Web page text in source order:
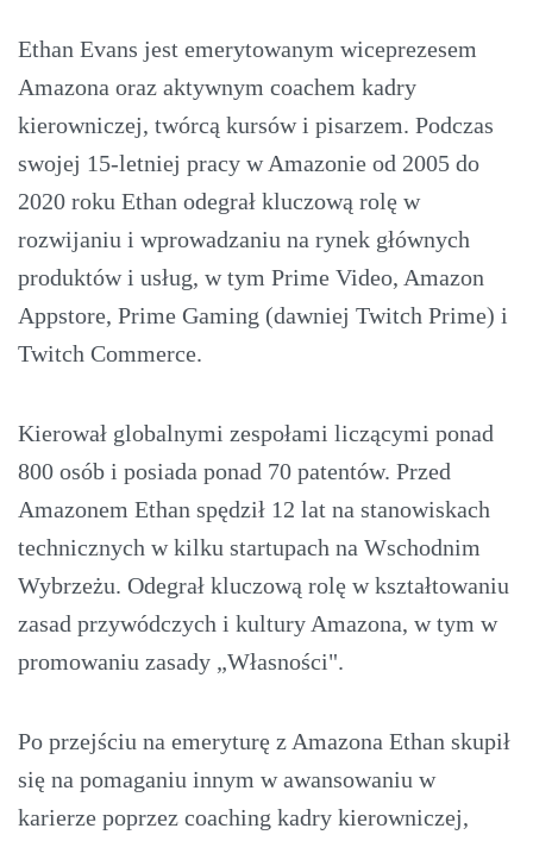
Ethan Evans jest emerytowanym wiceprezesem
Amazona oraz aktywnym coachem kadry
kierowniczej, twórcą kursów i pisarzem. Podczas
swojej 15-letniej pracy w Amazonie od 2005 do
2020 roku Ethan odegrał kluczową rolę w
rozwijaniu i wprowadzaniu na rynek głównych
produktów i usług, w tym Prime Video, Amazon
Appstore, Prime Gaming (dawniej Twitch Prime) i
Twitch Commerce.
Kierował globalnymi zespołami liczącymi ponad
800 osób i posiada ponad 70 patentów. Przed
Amazonem Ethan spędził 12 lat na stanowiskach
technicznych w kilku startupach na Wschodnim
Wybrzeżu. Odegrał kluczową rolę w kształtowaniu
zasad przywódczych i kultury Amazona, w tym w
promowaniu zasady „Własności".
Po przejściu na emeryturę z Amazona Ethan skupił
się na pomaganiu innym w awansowaniu w
karierze poprzez coaching kadry kierowniczej,